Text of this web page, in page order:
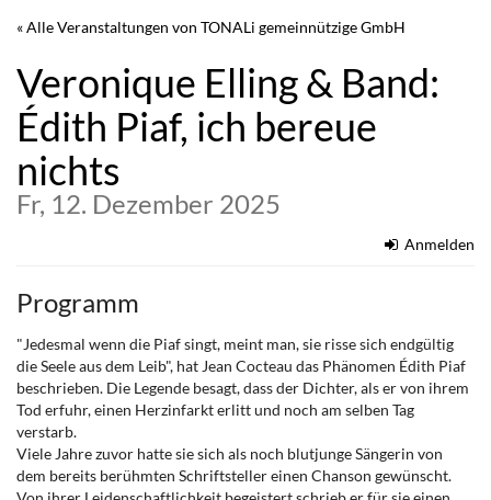
Zum
springen
« Alle Veranstaltungen von TONALi gemeinnützige GmbH
Veronique Elling & Band:
Édith Piaf, ich bereue
nichts
Fr, 12. Dezember 2025
Anmelden
Programm
"Jedesmal wenn die Piaf singt, meint man, sie risse sich endgültig
die Seele aus dem Leib", hat Jean Cocteau das Phänomen Édith Piaf
beschrieben. Die Legende besagt, dass der Dichter, als er von ihrem
Tod erfuhr, einen Herzinfarkt erlitt und noch am selben Tag
verstarb.
Viele Jahre zuvor hatte sie sich als noch blutjunge Sängerin von
dem bereits berühmten Schriftsteller einen Chanson gewünscht.